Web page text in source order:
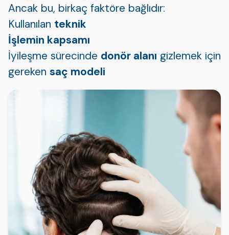
Ancak bu, birkaç faktöre bağlıdır:
Kullanılan teknik
İşlemin kapsamı
İyileşme sürecinde donör alanı gizlemek için
gereken saç modeli